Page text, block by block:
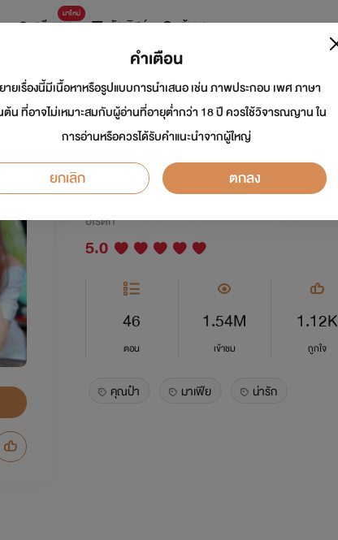
มาใหม่
ดรีมแชท ธัญลิสต์ ค้นหา
หวานใจคุณป๋ามาเฟี
เนื้อหา)
นักเขียน:วิหคเหินลม
อีโรติก
5.0
46
ตอน
1.54M
เข้าชม
1.12K
ถูกใจ
คุณป๋า มาเฟีย น่ารัก
คำเตือน
ายเรื่องนี้มีเนื้อหาหรือรูปแบบการนำเสนอ เช่น ภาพประกอบ เพศ ภาษา
ต้น ที่อาจไม่เหมาะสมกับผู้อ่านที่อายุต่ำกว่า 18 ปี ควรใช้วิจารณญาน ใน
การอ่านหรือควรได้รับคำแนะนำจากผู้ใหญ่
ยกเลิก ตกลง